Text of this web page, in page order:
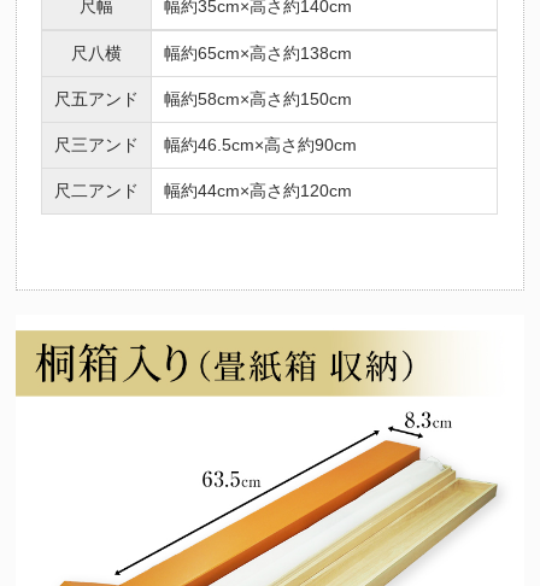
尺幅 幅約35cm×高さ約140cm
尺八横 幅約65cm×高さ約138cm
尺五アンド 幅約58cm×高さ約150cm
尺三アンド 幅約46.5cm×高さ約90cm
尺二アンド 幅約44cm×高さ約120cm